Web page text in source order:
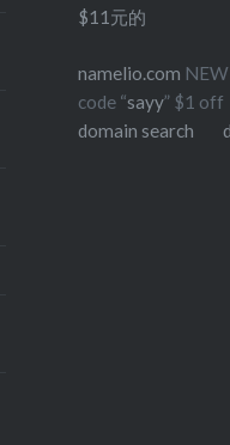
$11元的
namelio.com
code “sayy” $1 off
domain search